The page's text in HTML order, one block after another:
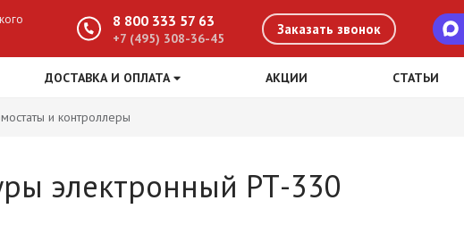
8 800 333 57 63
+7 (495) 308-36-45
Заказать звонок
ДОСТАВКА И ОПЛАТА АКЦИИ СТАТЬИ
и контроллеры
электронный РТ-330